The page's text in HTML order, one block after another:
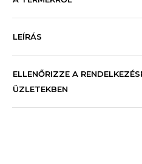
LEÍRÁS
ELLENŐRIZZE A
ÜZLETEKBEN